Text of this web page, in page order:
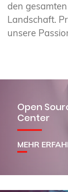
den
Landschaft.
unsere
Open
Center
MEHR